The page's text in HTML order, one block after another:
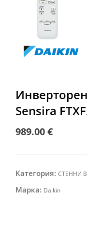
Sensira
989.00€
Категория: СТЕННИ
Марка: Daikin